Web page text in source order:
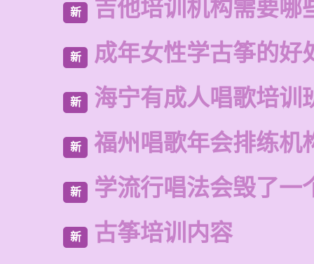
新 吉他培训机构需要哪
新 成年女性学古筝的好
新 海宁有成人唱歌培训
新 福州唱歌年会排练机
新 学流行唱法会毁了一
新 古筝培训内容